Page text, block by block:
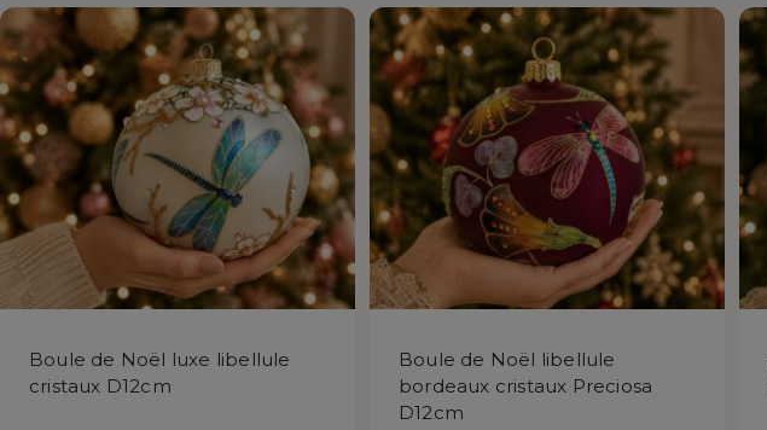
Boule de Noël luxe libellule
cristaux D12cm
Boule de Noël libellule
bordeaux cristaux Preciosa
D12cm